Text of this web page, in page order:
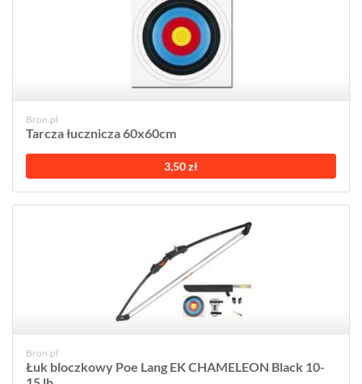
Bron.pl
Tarcza łucznicza 60x60cm
3,50 zł
Bron.pl
Łuk bloczkowy Poe Lang EK CHAMELEON Black 10-